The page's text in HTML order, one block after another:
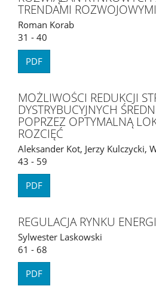
TRENDAMI ROZWOJOWYMI
Roman Korab
31 - 40
PDF
MOŻLIWOŚCI REDUKCJI
DYSTRYBUCYJNYCH
POPRZEZ OPTYMALNĄ
ROZCIĘĆ
Aleksander Kot, Jerzy Kulczycki,
43 - 59
PDF
REGULACJA RYNKU
Sylwester Laskowski
61 - 68
PDF